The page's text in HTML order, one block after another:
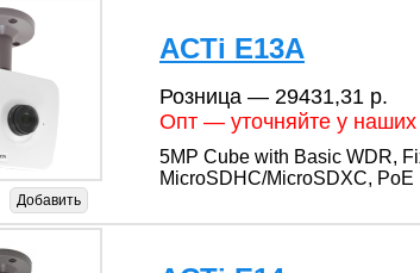
Добавить
ACTi E13A
Розница — 29431,31 р.
Опт — уточняйте у
5MP Cube with Basic WDR,
MicroSDHC/MicroSDXC, PoE